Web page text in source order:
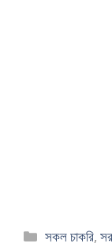
Categories
সকল চাকরি,